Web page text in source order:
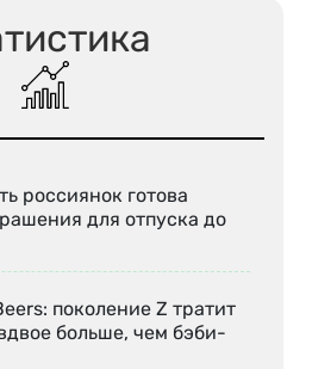
россиянок готова
для отпуска до
поколение Z тратит
больше, чем бэби-